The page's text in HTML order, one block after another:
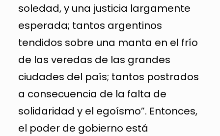
soledad, y una justicia largamente
esperada; tantos argentinos
tendidos sobre una manta en el frío
de las veredas de las grandes
ciudades del país; tantos postrados
a consecuencia de la falta de
solidaridad y el egoísmo”. Entonces,
el poder de gobierno está